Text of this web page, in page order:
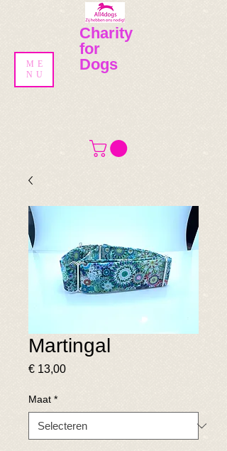
​​Charity
for
Dogs
ME
NU
Martingal
€ 13,00Prijs
Maat *